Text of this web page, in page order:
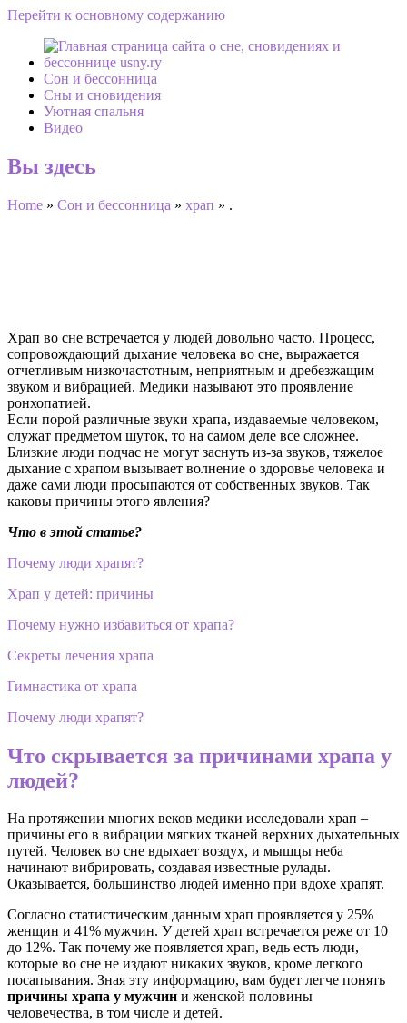
Перейти к основному содержанию
Сон и бессонница
Сны и сновидения
Уютная спальня
Видео
Вы здесь
Home » Сон и бессонница » храп » .
Храп во сне встречается у людей довольно часто. Процесс,
сопровождающий дыхание человека во сне, выражается
отчетливым низкочастотным, неприятным и дребезжащим
звуком и вибрацией. Медики называют это проявление
ронхопатией.
Если порой различные звуки храпа, издаваемые человеком,
служат предметом шуток, то на самом деле все сложнее.
Близкие люди подчас не могут заснуть из-за звуков, тяжелое
дыхание с храпом вызывает волнение о здоровье человека и
даже сами люди просыпаются от собственных звуков. Так
каковы причины этого явления?
Что в этой статье?
Почему люди храпят?
Храп у детей: причины
Почему нужно избавиться от храпа?
Секреты лечения храпа
Гимнастика от храпа
Почему люди храпят?
Что скрывается за причинами храпа у
людей?
На протяжении многих веков медики исследовали храп –
причины его в вибрации мягких тканей верхних дыхательных
путей. Человек во сне вдыхает воздух, и мышцы неба
начинают вибрировать, создавая известные рулады.
Оказывается, большинство людей именно при вдохе храпят.
Согласно статистическим данным храп проявляется у 25%
женщин и 41% мужчин. У детей храп встречается реже от 10
до 12%. Так почему же появляется храп, ведь есть люди,
которые во сне не издают никаких звуков, кроме легкого
посапывания. Зная эту информацию, вам будет легче понять
причины храпа у мужчин и женской половины
человечества, в том числе и детей.